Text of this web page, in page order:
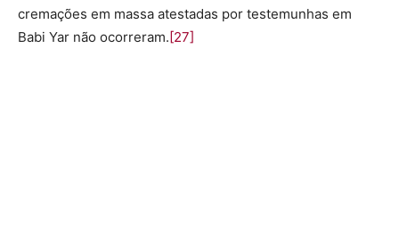
cremações em massa atestadas por testemunhas em
Babi Yar não ocorreram.[27]